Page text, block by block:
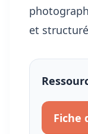
et
Fiche